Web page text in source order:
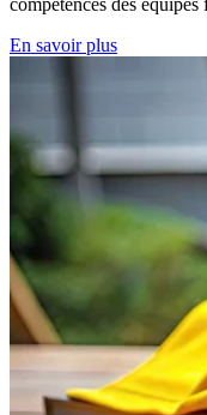
En savoir plus